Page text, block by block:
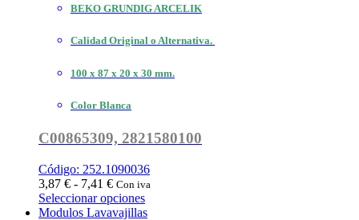
BEKO GRUNDIG ARCELIK
Calidad Original o Alternativa.
100 x 87 x 20 x 30 mm.
Color Blanca
C00865309, 2821580100
Código: 252.1090036
3,87 € - 7,41 €Rango
de
precios:
Con iva
Seleccionar opciones
Este
Modulos Lavavajillas